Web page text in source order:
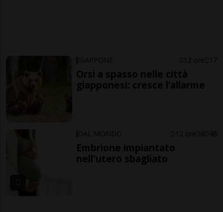
GIAPPONE 12 ore 17
Orsi a spasso nelle città
giapponesi: cresce l’allarme
DAL MONDO 12 ore 6 48
Embrione impiantato
nell'utero sbagliato